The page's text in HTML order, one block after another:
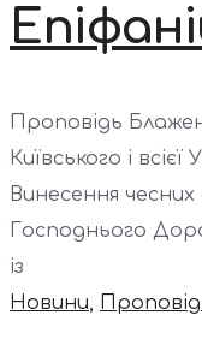
Проповідь
Київського і
Винесення
Господнього
із
Новини